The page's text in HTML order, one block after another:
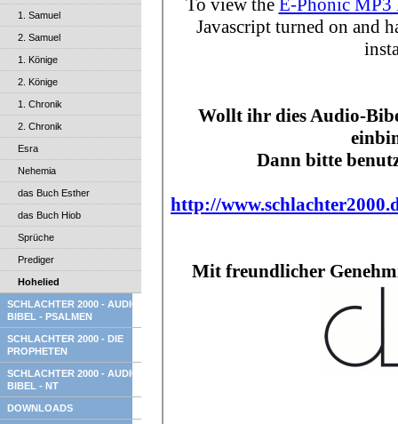
1. Samuel
2. Samuel
1. Könige
2. Könige
1. Chronik
2. Chronik
Esra
Nehemia
das Buch Esther
das Buch Hiob
Sprüche
Prediger
Hohelied
SCHLACHTER 2000 - AUDIO
BIBEL - PSALMEN
SCHLACHTER 2000 - DIE
PROPHETEN
SCHLACHTER 2000 - AUDIO
BIBEL - NT
DOWNLOADS